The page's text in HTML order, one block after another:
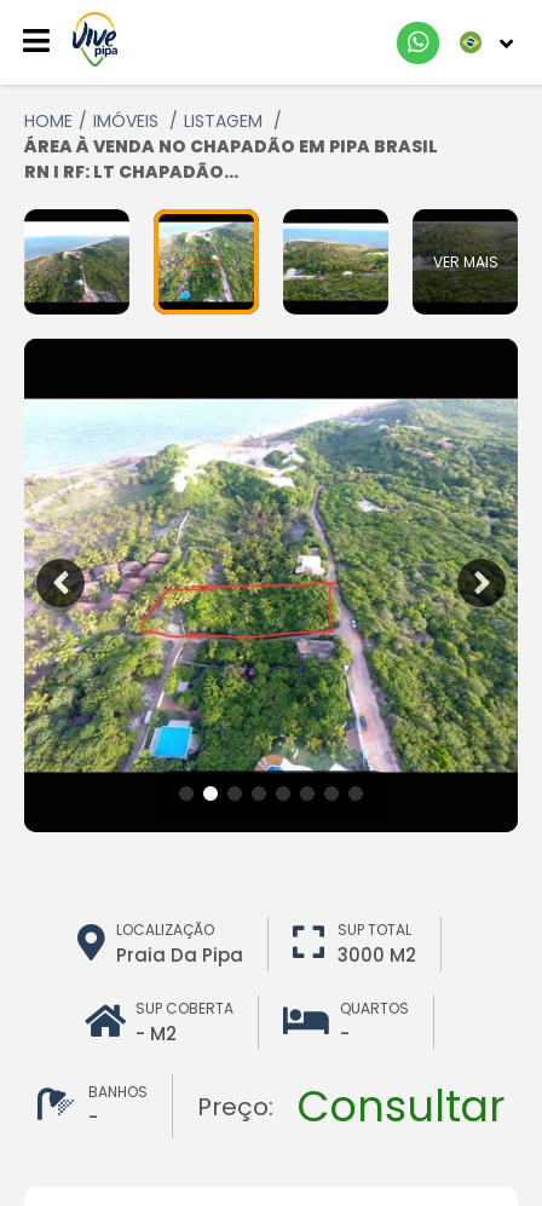
HOME IMÓVEIS
LISTAGEM
ÁREA À VENDA NO CHAPADÃO EM PIPA BRASIL
RN I RF: LT CHAPADÃO...
VER MAIS
LOCALIZAÇÃO
Praia Da Pipa
SUP TOTAL
3000 M2
SUP COBERTA
- M2
QUARTOS
-
BANHOS
- Preço: Consultar